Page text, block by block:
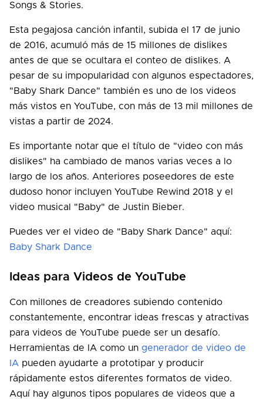
Songs & Stories.
Esta pegajosa canción infantil, subida el 17 de junio
de 2016, acumuló más de 15 millones de dislikes
antes de que se ocultara el conteo de dislikes. A
pesar de su impopularidad con algunos espectadores,
"Baby Shark Dance" también es uno de los videos
más vistos en YouTube, con más de 13 mil millones de
vistas a partir de 2024.
Es importante notar que el título de "video con más
dislikes" ha cambiado de manos varias veces a lo
largo de los años. Anteriores poseedores de este
dudoso honor incluyen YouTube Rewind 2018 y el
video musical "Baby" de Justin Bieber.
Puedes ver el video de "Baby Shark Dance" aquí:
Baby Shark Dance
Ideas para Videos de YouTube
Con millones de creadores subiendo contenido
constantemente, encontrar ideas frescas y atractivas
para videos de YouTube puede ser un desafío.
Herramientas de IA como un generador de video de
IA pueden ayudarte a prototipar y producir
rápidamente estos diferentes formatos de video.
Aquí hay algunos tipos populares de videos que a